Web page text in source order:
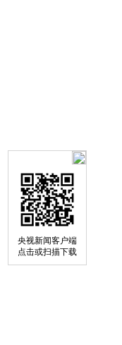
央视新闻客户端
点击或扫描下载